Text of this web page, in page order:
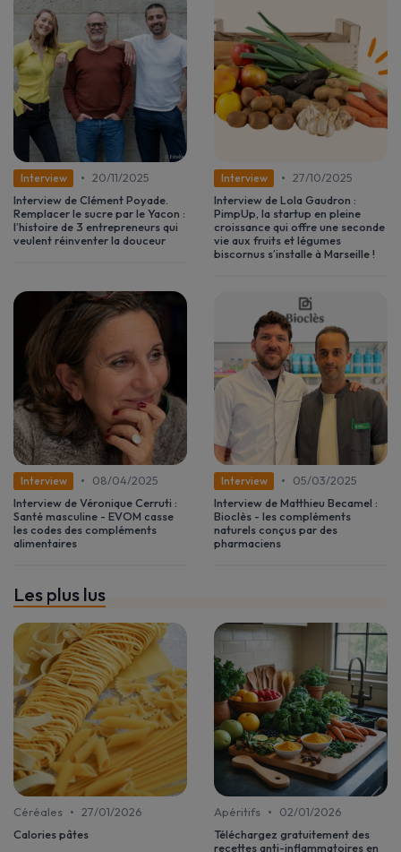
Interview • 20/11/2025
Interview de Clément Poyade.
Remplacer le sucre par le Yacon :
l’histoire de 3 entrepreneurs qui
veulent réinventer la douceur
Interview • 27/10/2025
Interview de Lola Gaudron :
PimpUp, la startup en pleine
croissance qui offre une seconde
vie aux fruits et légumes
biscornus s’installe à Marseille !
Interview •
08/04/2025
Interview de Véronique Cerruti :
Santé masculine - EVOM casse
les codes des compléments
alimentaires
Interview •
05/03/2025
Interview de Matthieu Becamel :
Bioclès - les compléments
naturels conçus par des
pharmaciens
Les plus lus
Céréales • 27/01/2026
Calories pâtes
Apéritifs •
02/01/2026
Téléchargez gratuitement des
recettes anti-inflammatoires en